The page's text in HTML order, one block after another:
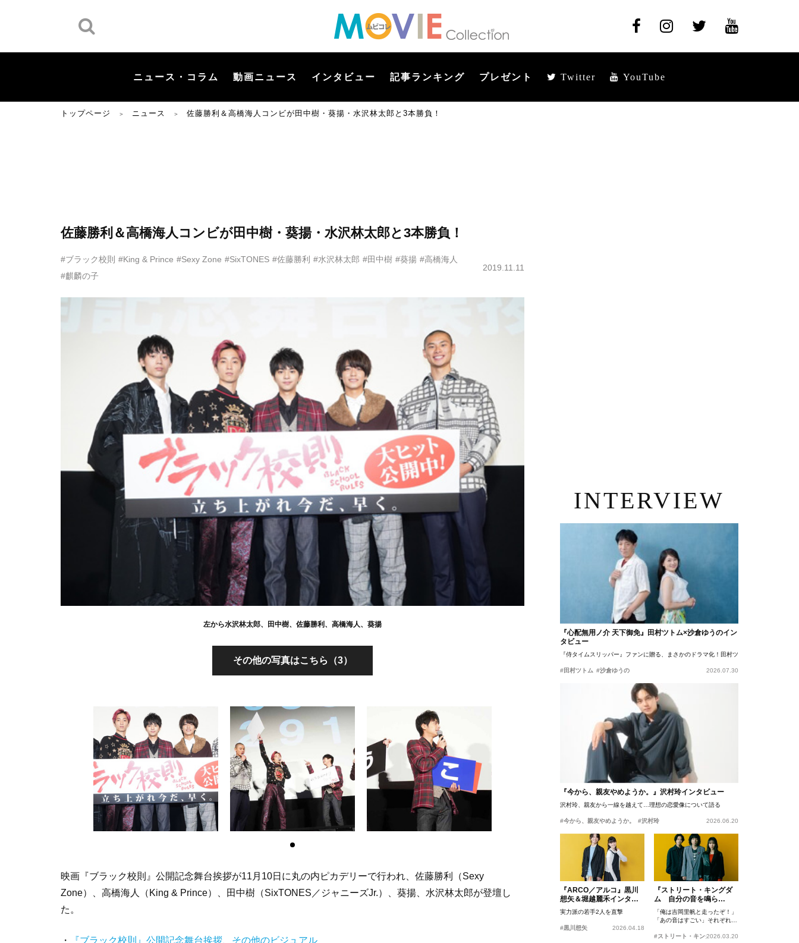
ニュース・コラム 動画ニュース インタビュー 記事ランキング プレゼント Twitter YouTube
トップページ ＞ ニュース ＞ 佐藤勝利＆高橋海人コンビが田中樹・葵揚・水沢林太郎と3本勝負！
佐藤勝利＆高橋海人コンビが田中樹・葵揚・水沢林太郎と3本勝負！
#ブラック校則 #King & Prince #Sexy Zone #SixTONES #佐藤勝利 #水沢林太郎 #田中樹 #葵揚 #高橋海人
#麒麟の子
2019.11.11
左から水沢林太郎、田中樹、佐藤勝利、高橋海人、葵揚
その他の写真はこちら（3）
映画『ブラック校則』公開記念舞台挨拶が11月10日に丸の内ピカデリーで行われ、佐藤勝利（Sexy
Zone）、高橋海人（King & Prince）、田中樹（SixTONES／ジャニーズJr.）、葵揚、水沢林太郎が登壇し
た。
・ 『ブラック校則』公開記念舞台挨拶、その他のビジュアル
INTERVIEW
『心配無用ノ介 天下御免』田村ツトム×沙倉ゆうのイン
タビュー
『侍タイムスリッパー』ファンに贈る、まさかのドラマ化！田村ツトム×沙倉ゆうのが語
#田村ツトム #沙倉ゆうの 2026.07.30
『今から、親友やめようか。』沢村玲インタビュー
沢村玲、親友から一線を越えて…理想の恋愛像について語る
#今から、親友やめようか。 #沢村玲 2026.06.20
『ARCO／アルコ』黒川
想矢＆堀越麗禾インタビ
ュー
実力派の若手2人を直撃
#黒川想矢 2026.04.18
『ストリート・キングダ
ム 自分の音を鳴ら
せ。』峯田和伸、若葉竜
也、吉岡里帆インタビュ
ー
「俺は吉岡里帆と走ったぞ！」
「あの音はすごい」それぞれの
#ストリート・キングダム 自分の音を鳴らせ。
2026.03.20